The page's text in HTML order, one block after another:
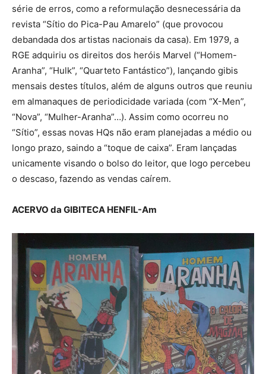
série de erros, como a reformulação desnecessária da
revista “Sítio do Pica-Pau Amarelo” (que provocou
debandada dos artistas nacionais da casa). Em 1979, a
RGE adquiriu os direitos dos heróis Marvel (“Homem-
Aranha”, “Hulk”, “Quarteto Fantástico”), lançando gibis
mensais destes títulos, além de alguns outros que reuniu
em almanaques de periodicidade variada (com “X-Men”,
“Nova”, “Mulher-Aranha”…). Assim como ocorreu no
“Sítio”, essas novas HQs não eram planejadas a médio ou
longo prazo, saindo a “toque de caixa”. Eram lançadas
unicamente visando o bolso do leitor, que logo percebeu
o descaso, fazendo as vendas caírem.
ACERVO da GIBITECA HENFIL-Am